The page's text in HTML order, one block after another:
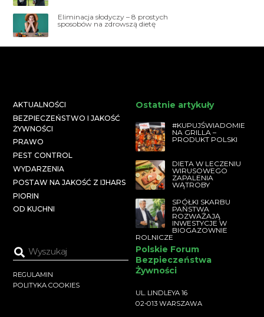
Eliminacja słodyczy – 8 prostych
sposobów na zdrowszą dietę
AKTUALNOŚCI
BEZPIECZEŃSTWO I JAKOŚĆ
ŻYWNOŚCI
PRAWO
PEST CONTROL
WYDARZENIA
POSTAW NA JAKOŚĆ Z IJHARS
PIORIN
OD KUCHNI
Ostatnie artykuły
#KUPUJŚWIADOMIE
NA GRILLA –
PRODUKT POLSKI
DIETA W LECZENIU
WIRUSOWEGO
ZAPALENIA
WĄTROBY
SPÓŁKI SKARBU
PAŃSTWA
ROZWAŻAJĄ
INWESTYCJE W
BIOGAZOWNIE
ROLNICZE
REGULAMIN
POLITYKA COOKIES
Polskie Forum
Bezpieczeństwa
Żywności
UL. LINDLEYA 16
02-013 WARSZAWA